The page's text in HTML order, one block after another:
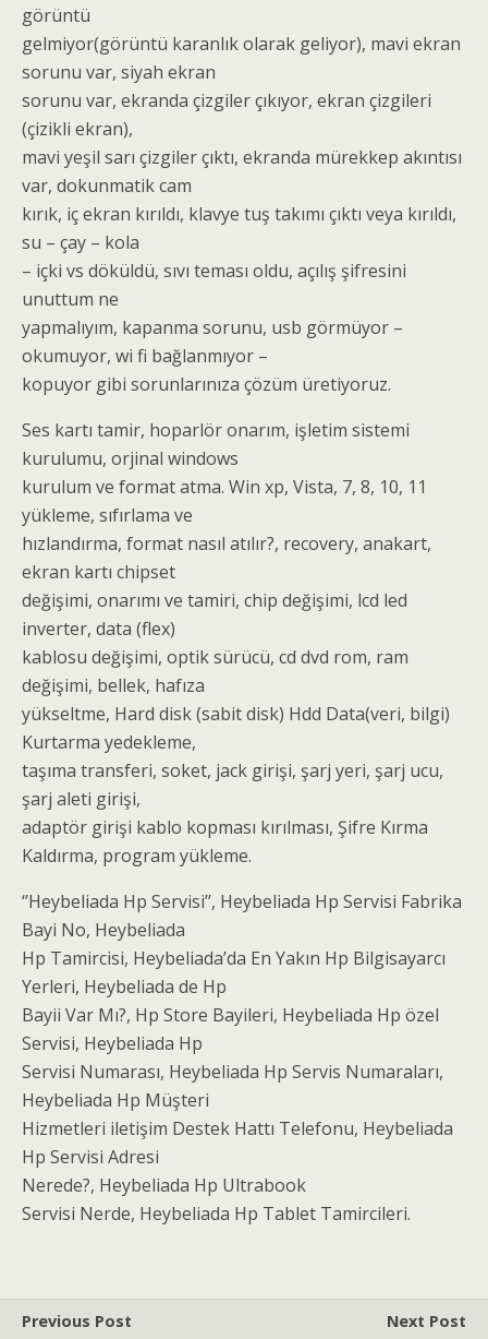
görüntü
gelmiyor(görüntü karanlık olarak geliyor), mavi ekran
sorunu var, siyah ekran
sorunu var, ekranda çizgiler çıkıyor, ekran çizgileri
(çizikli ekran),
mavi yeşil sarı çizgiler çıktı, ekranda mürekkep akıntısı
var, dokunmatik cam
kırık, iç ekran kırıldı, klavye tuş takımı çıktı veya kırıldı,
su – çay – kola
– içki vs döküldü, sıvı teması oldu, açılış şifresini
unuttum ne
yapmalıyım, kapanma sorunu, usb görmüyor –
okumuyor, wi fi bağlanmıyor –
kopuyor gibi sorunlarınıza çözüm üretiyoruz.
Ses kartı tamir, hoparlör onarım, işletim sistemi
kurulumu, orjinal windows
kurulum ve format atma. Win xp, Vista, 7, 8, 10, 11
yükleme, sıfırlama ve
hızlandırma, format nasıl atılır?, recovery, anakart,
ekran kartı chipset
değişimi, onarımı ve tamiri, chip değişimi, lcd led
inverter, data (flex)
kablosu değişimi, optik sürücü, cd dvd rom, ram
değişimi, bellek, hafıza
yükseltme, Hard disk (sabit disk) Hdd Data(veri, bilgi)
Kurtarma yedekleme,
taşıma transferi, soket, jack girişi, şarj yeri, şarj ucu,
şarj aleti girişi,
adaptör girişi kablo kopması kırılması, Şifre Kırma
Kaldırma, program yükleme.
‘’Heybeliada Hp Servisi’’, Heybeliada Hp Servisi Fabrika
Bayi No, Heybeliada
Hp Tamircisi, Heybeliada’da En Yakın Hp Bilgisayarcı
Yerleri, Heybeliada de Hp
Bayii Var Mı?, Hp Store Bayileri, Heybeliada Hp özel
Servisi, Heybeliada Hp
Servisi Numarası, Heybeliada Hp Servis Numaraları,
Heybeliada Hp Müşteri
Hizmetleri iletişim Destek Hattı Telefonu, Heybeliada
Hp Servisi Adresi
Nerede?, Heybeliada Hp Ultrabook
Servisi Nerde, Heybeliada Hp Tablet Tamircileri.
Previous Post
Next Post